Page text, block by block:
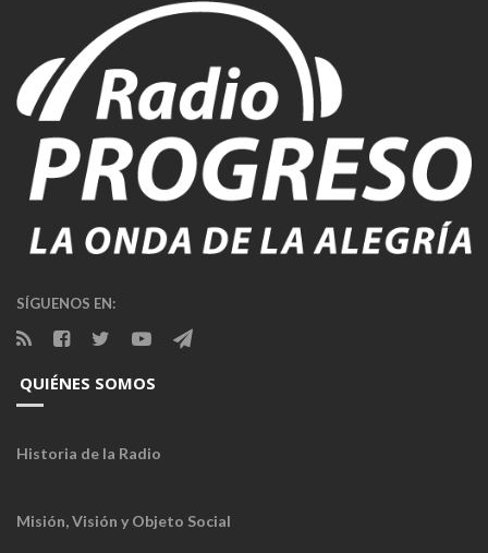
SÍGUENOS EN:
QUIÉNES SOMOS
Historia de la Radio
Misión, Visión y Objeto Social